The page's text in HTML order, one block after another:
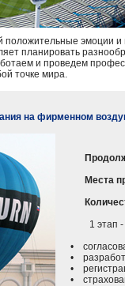
эмоции и
планировать
и проведем
точке мира.
на фирменном
Места
1 этап -
•
•
•
•